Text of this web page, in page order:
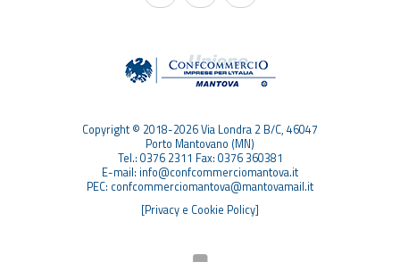
Copyright © 2018-2026 Via Londra 2 B/C, 46047
Porto Mantovano (MN)
Tel.: 0376 2311 Fax: 0376 360381
E-mail: info@confcommerciomantova.it
PEC: confcommerciomantova@mantovamail.it
[Privacy e Cookie Policy]